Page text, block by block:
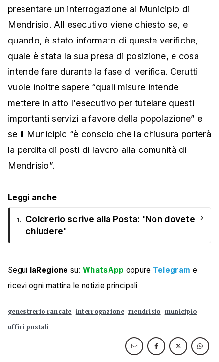
presentare un'interrogazione al Municipio di
Mendrisio. All'esecutivo viene chiesto se, e
quando, è stato informato di queste verifiche,
quale è stata la sua presa di posizione, e cosa
intende fare durante la fase di verifica. Cerutti
vuole inoltre sapere “quali misure intende
mettere in atto l'esecutivo per tutelare questi
importanti servizi a favore della popolazione” e
se il Municipio “è conscio che la chiusura porterà
la perdita di posti di lavoro alla comunità di
Mendrisio”.
Leggi anche
1.
Coldrerio scrive alla Posta: 'Non dovete
chiudere'
›
Segui laRegione su:WhatsApp oppure Telegram e
ricevi ogni mattina le notizie principali
genestrerio rancate interrogazione mendrisio municipio
uffici postali